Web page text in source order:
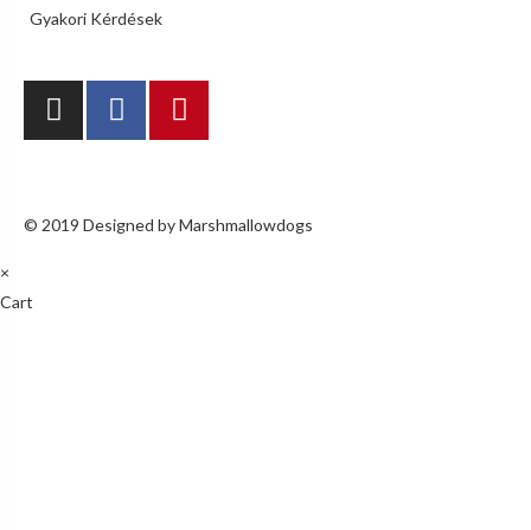
Gyakori Kérdések
© 2019 Designed by Marshmallowdogs
×
Cart